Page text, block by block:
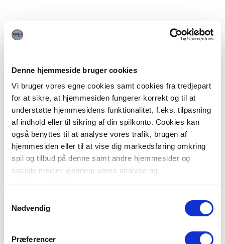
Denne hjemmeside bruger cookies
Vi bruger vores egne cookies samt cookies fra tredjepart
for at sikre, at hjemmesiden fungerer korrekt og til at
understøtte hjemmesidens funktionalitet, f.eks. tilpasning
af indhold eller til sikring af din spilkonto. Cookies kan
også benyttes til at analyse vores trafik, brugen af
hjemmesiden eller til at vise dig markedsføring omkring
spil og tilbud på denne samt andre hjemmesider og
sociale medier igennem vores analyse og
Du kan læse mere om vores brug af cookies under
"Detaljer" eller ved at klikke videre til vores Cookiepolitik,
Nødvendig
Præferencer